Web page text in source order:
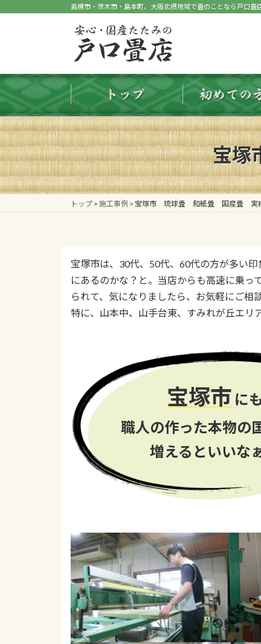
へ
ス
ッ
プ
ョ
ン
移
動
高槻市・茨木市・島本町、大阪北摂地域で畳のことなら戸口畳
宝
トップ > 施工事例 > 宝塚市 琉球畳 和紙畳 国産畳 実
宝塚市は、30代、50代、60代の方が多い
にあるのかな？と。当店からも高速に乗っ
られて、気になりましたら、お気軽にご相
特に、山本中、山手台東、すみれが丘エリ
宝塚市 に
職人の作った本物の
増えるといいな